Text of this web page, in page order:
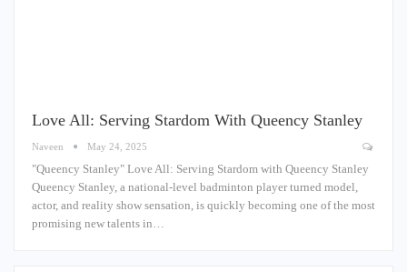
Love All: Serving Stardom With Queency Stanley
Naveen May 24, 2025
"Queency Stanley" Love All: Serving Stardom with Queency Stanley
Queency Stanley, a national-level badminton player turned model,
actor, and reality show sensation, is quickly becoming one of the most
promising new talents in…